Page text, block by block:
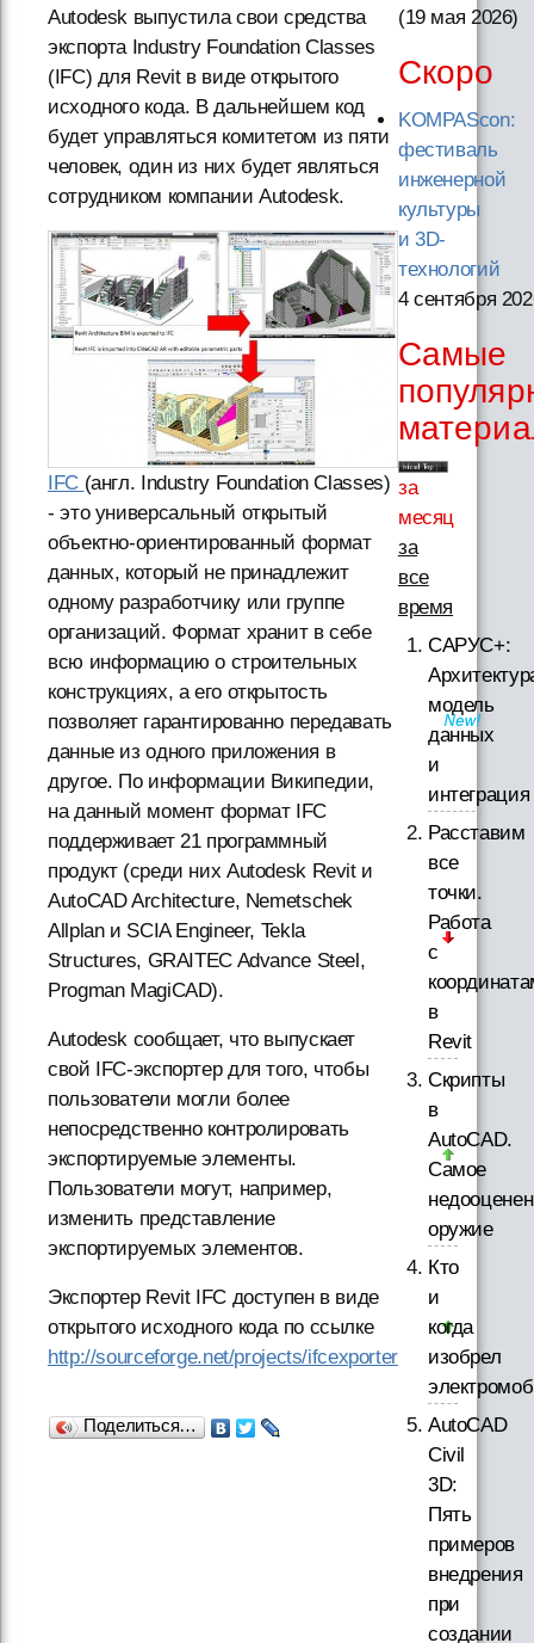
Autodesk выпустила свои средства
экспорта Industry Foundation Classes
(IFC) для Revit в виде открытого
исходного кода. В дальнейшем код
будет управляться комитетом из пяти
человек, один из них будет являться
сотрудником компании Autodesk.
IFC (англ. Industry Foundation Classes)
- это универсальный открытый
объектно-ориентированный формат
данных, который не принадлежит
одному разработчику или группе
организаций. Формат хранит в себе
всю информацию о строительных
конструкциях, а его открытость
позволяет гарантированно передавать
данные из одного приложения в
другое. По информации Википедии,
на данный момент формат IFC
поддерживает 21 программный
продукт (среди них Autodesk Revit и
AutoCAD Architecture, Nemetschek
Allplan и SCIA Engineer, Tekla
Structures, GRAITEC Advance Steel,
Progman MagiCAD).
Autodesk сообщает, что выпускает
свой IFC-экспортер для того, чтобы
пользователи могли более
непосредственно контролировать
экспортируемые элементы.
Пользователи могут, например,
изменить представление
экспортируемых элементов.
Экспортер Revit IFC доступен в виде
открытого исходного кода по ссылке
http://sourceforge.net/projects/ifcexporter
Поделиться…
(19 мая 2026)
Скоро
KOMPAScon:
фестиваль
инженерной
культуры
и 3D-
технологий
4 сентября
Самые
за
месяц
за
все
время
САРУС+:
модель
данных
и
интеграция
Расставим
все
точки.
Работа
с
в
Revit
Скрипты
в
AutoCAD.
Самое
оружие
Кто
и
когда
изобрел
AutoCAD
Civil
3D:
Пять
примеров
внедрения
при
создании